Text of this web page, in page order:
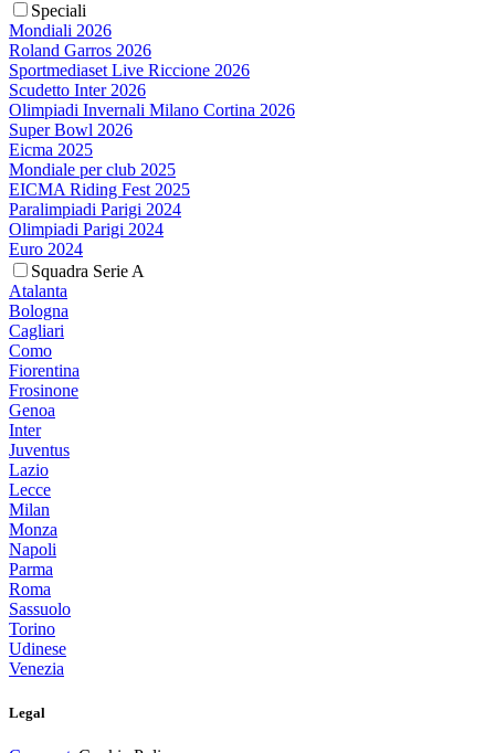
Speciali
Mondiali 2026
Roland Garros 2026
Sportmediaset Live Riccione 2026
Scudetto Inter 2026
Olimpiadi Invernali Milano Cortina 2026
Super Bowl 2026
Eicma 2025
Mondiale per club 2025
EICMA Riding Fest 2025
Paralimpiadi Parigi 2024
Olimpiadi Parigi 2024
Euro 2024
Squadra Serie A
Atalanta
Bologna
Cagliari
Como
Fiorentina
Frosinone
Genoa
Inter
Juventus
Lazio
Lecce
Milan
Monza
Napoli
Parma
Roma
Sassuolo
Torino
Udinese
Venezia
Legal